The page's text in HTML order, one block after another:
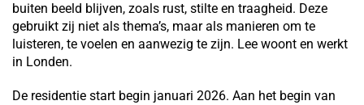
buiten beeld blijven, zoals rust, stilte en traagheid. Deze
gebruikt zij niet als thema’s, maar als manieren om te
luisteren, te voelen en aanwezig te zijn. Lee woont en werkt
in Londen.
De residentie start begin januari 2026. Aan het begin van